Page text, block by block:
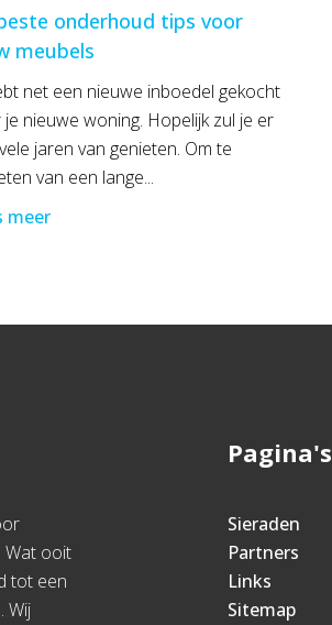
onderhoud tips voor
meubels
net een nieuwe inboedel gekocht
nieuwe woning. Hopelijk zul je er
jaren van genieten. Om te
van een lange...
meer
Wat ooit
tot een
Wij
Pagina's
Sieraden
Partners
Links
Sitemap